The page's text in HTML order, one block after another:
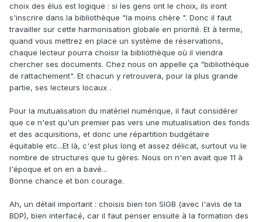
choix des élus est logique : si les gens ont le choix, ils iront
s'inscrire dans la bibliothèque "la moins chère ". Donc il faut
travailler sur cette harmonisation globale en priorité. Et à terme,
quand vous mettrez en place un système de réservations,
chaque lecteur pourra choisir la bibliothèque où il viendra
chercher ses documents. Chez nous on appelle ça "bibliothèque
de rattachement". Et chacun y retrouvera, pour la plus grande
partie, ses lecteurs locaux .
Pour la mutualisation du matériel numérique, il faut considérer
que ce n'est qu'un premier pas vers une mutualisation des fonds
et des acquisitions, et donc une répartition budgétaire
équitable etc...Et là, c'est plus long et assez délicat, surtout vu le
nombre de structures que tu gères. Nous on n'en avait que 11 à
l'époque et on en a bavé...
Bonne chance et bon courage.
Ah, un détail important : choisis bien ton SIGB (avec l'avis de ta
BDP), bien interfacé, car il faut penser ensuite à la formation des